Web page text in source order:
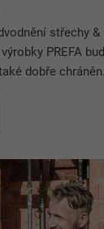
střechy
PREFA
dobře chráněn.